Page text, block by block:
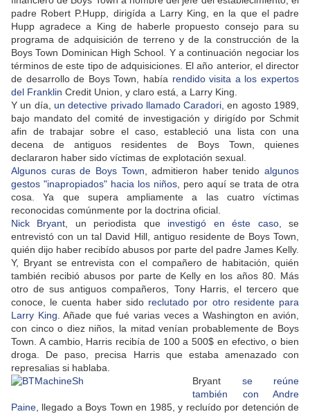
padre Robert P.Hupp, dirigída a Larry King, en la que el padre
Hupp agradece a King de haberle propuesto consejo para su
programa de adquisición de terreno y de la construcción de la
Boys Town Dominican High School. Y a continuación negociar los
términos de este tipo de adquisiciones. El año anterior, el director
de desarrollo de Boys Town, había rendido visita a los expertos
del Franklin Credit Union, y claro está, a Larry King.
Y un día, un detective privado llamado Caradori , en agosto 1989,
bajo mandato del comité de investigación y dirigído por Schmit
afin de trabajar sobre el caso, estableció una lista con una
decena de antiguos residentes de Boys Town, quienes
declararon haber sido víctimas de explotación sexual.
Algunos curas de Boys Town , admitieron haber tenido algunos
gestos "inapropiados" hacia los niños , pero aquí se trata de otra
cosa. Ya que supera ampliamente a las cuatro víctimas
reconocidas comúnmente por la doctrina oficial.
Nick Bryant , un periodista que investigó en éste caso, se
entrevistó con un tal David Hill, antiguo residente de Boys Town,
quién dijo haber recibído abusos por parte del padre James Kelly.
Y, Bryant se entrevista con el compañero de habitación, quién
también recibió abusos por parte de Kelly en los años 80. Más
otro de sus antiguos compañeros, Tony Harris, el tercero que
conoce, le cuenta haber sido reclutado por otro residente para
Larry King . Añade que fué varias veces a Washington en avión,
con cinco o diez niños, la mitad venían probablemente de Boys
Town. A cambio, Harris recibía de 100 a 500$ en efectivo, o bien
droga. De paso, precisa Harris que estaba amenazado con
represalias si hablaba.
Bryant se reúne
también con Andre
Paine , llegado a Boys Town en 1985, y recluído por detención de